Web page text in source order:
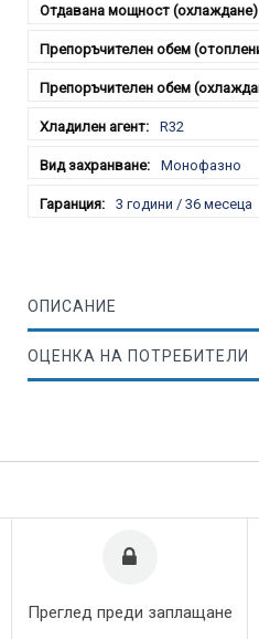
R32
Монофазно
3 години / 36 месеца
ОПИСАНИЕ
ОЦЕНКА НА ПОТРЕБИТЕЛИ
Преглед преди заплащане